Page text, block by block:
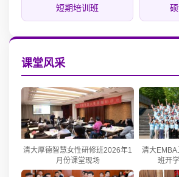
短期培训班
课堂风采
清大厚德智慧女性研修班2026年1
月份课堂现场
清大
班开